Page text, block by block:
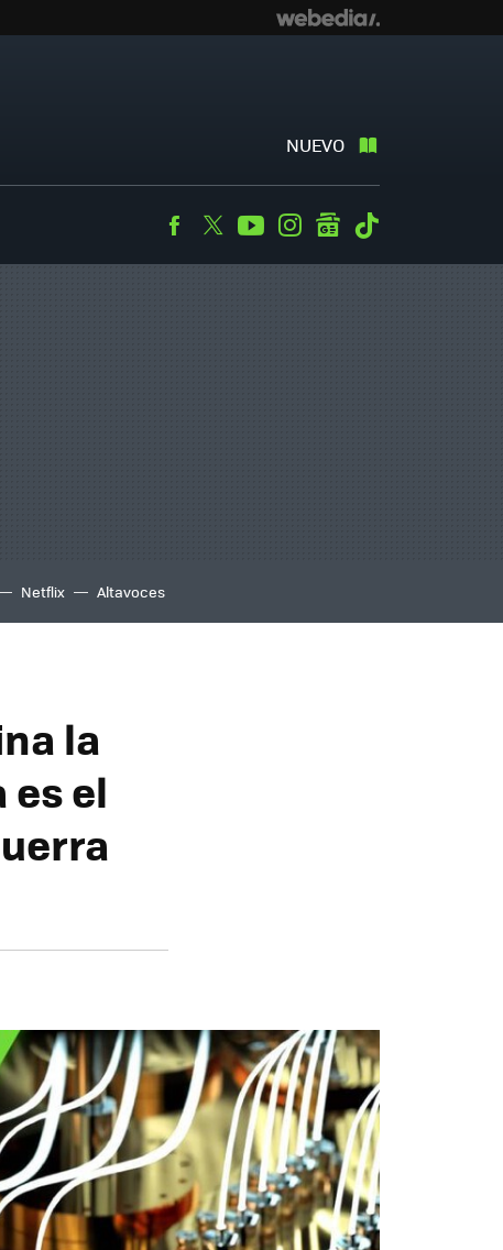
NUEVO
Facebook
TwitterYoutubeInstagramgooglenews
Netflix Altavoces
la
el